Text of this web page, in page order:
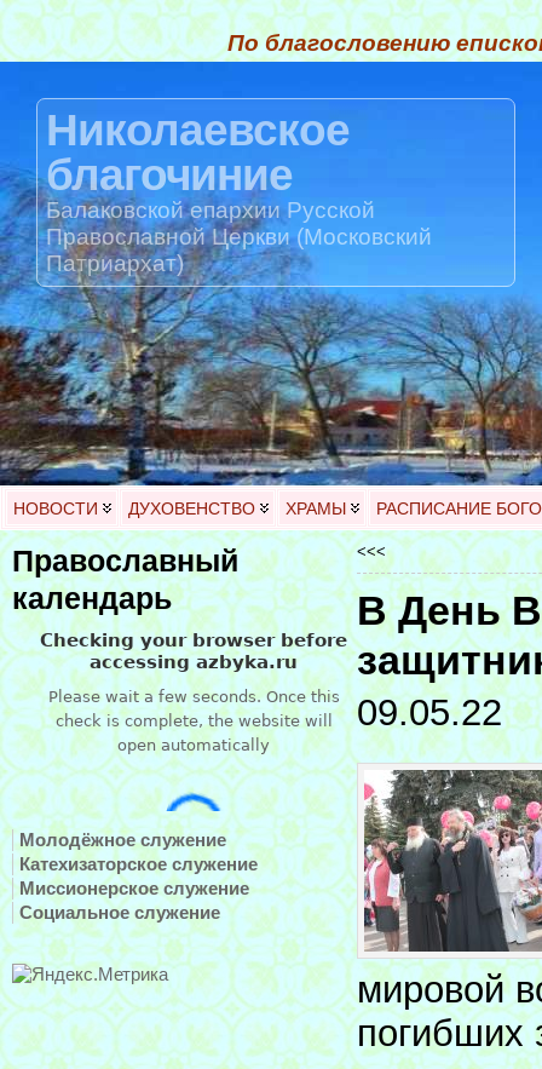
По благословению
Николаевское
благочиние
Балаковской епархии Русской
Православной Церкви (Московский
Патриархат)
НОВОСТИ ДУХОВЕНСТВО ХРАМЫ РАСПИСАНИЕ
Православный
календарь
Молодёжное служение
Катехизаторское служение
Миссионерское служение
Социальное служение
<<<
В День
09.05.22
мировой
погибших